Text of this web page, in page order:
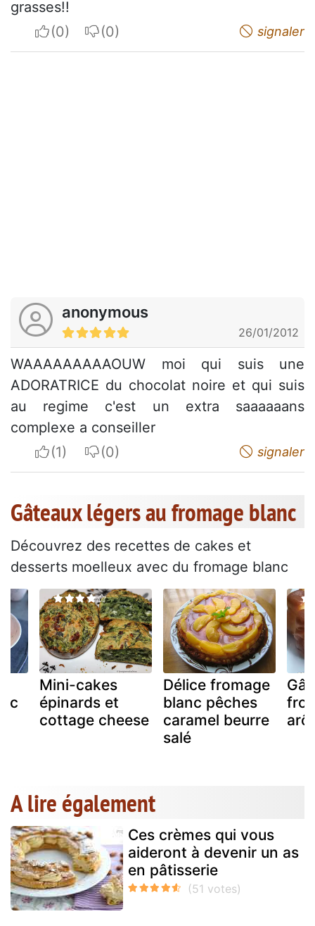
grasses!!
I apreciateI do not appreciate signaler
anonymous
26/01/2012
WAAAAAAAAAOUW moi qui suis une
ADORATRICE du chocolat noire et qui suis
au regime c'est un extra saaaaaans
complexe a conseiller
I apreciateI do not appreciate signaler
Gâteaux légers au fromage blanc
Découvrez des recettes de cakes et
desserts moelleux avec du fromage blanc
Mini-cakes
épinards et
cottage cheese
Délice fromage
blanc pêches
caramel beurre
salé
A lire également
Ces crèmes qui vous
aideront à devenir un as
en pâtisserie